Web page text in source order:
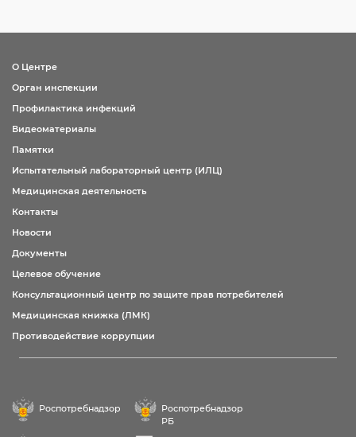
О Центре
Орган инспекции
Профилактика инфекций
Видеоматериалы
Памятки
Испытательный лабораторный центр (ИЛЦ)
Медицинская деятельность
Контакты
Новости
Документы
Целевое обучение
Консультационный центр по защите прав потребителей
Медицинская книжка (ЛМК)
Противодействие коррупции
Роспотребнадзор
Роспотребнадзор
РБ